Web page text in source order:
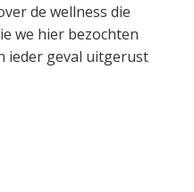
de wellness die
we hier bezochten
ieder geval uitgerust